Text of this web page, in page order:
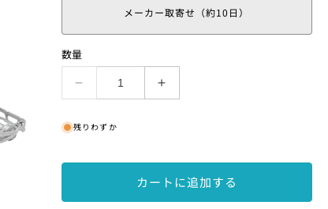
リ
ー
い
ま
す
メーカー取寄せ（約10日）
数量
SYLVAN
の
量
減
SYLVAN
量
を
増
残りわずか
カートに追加する